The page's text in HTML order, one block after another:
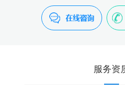
服务资